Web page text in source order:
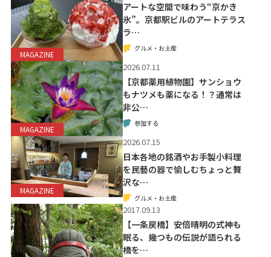
MAGAZINE
アートな空間で味わう“京かき
氷”。京都駅ビルのアートテラス
ラ…
グルメ・お土産
MAGAZINE
2026.07.11
【京都薬用植物園】サンショウ
もナツメも薬になる！？通常は
非公…
参加する
MAGAZINE
2026.07.15
日本各地の銘酒やお手製小料理
を民藝の器で愉しむちょっと贅
沢な…
グルメ・お土産
2017.09.13
【一条戻橋】安倍晴明の式神も
眠る、幾つもの伝説が語られる
橋を…